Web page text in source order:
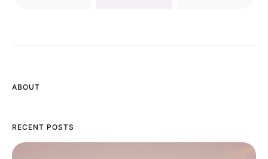
ABOUT
RECENT POSTS